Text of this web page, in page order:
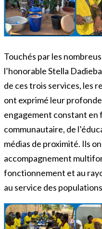
Touchés par les
l’honorable Stella
de ces trois services, les
ont exprimé leur
engagement constant en
communautaire, de
médias de proximité. Ils
accompagnement
fonctionnement et au
au service des